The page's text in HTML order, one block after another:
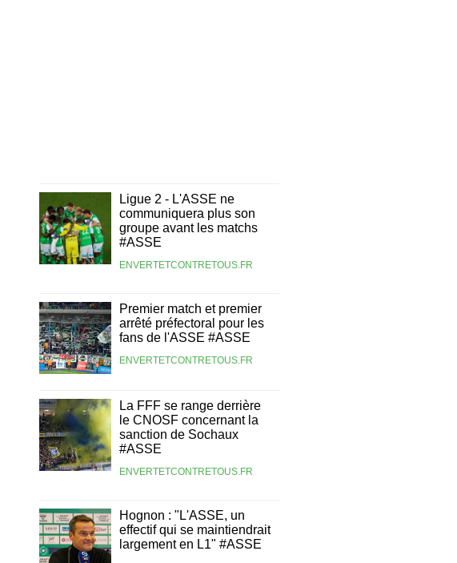
Ligue 2 - L'ASSE ne
communiquera plus son
groupe avant les matchs
#ASSE
ENVERTETCONTRETOUS.FR
Premier match et premier
arrêté préfectoral pour les
fans de l'ASSE #ASSE
ENVERTETCONTRETOUS.FR
La FFF se range derrière
le CNOSF concernant la
sanction de Sochaux
#ASSE
ENVERTETCONTRETOUS.FR
Hognon : "L'ASSE, un
effectif qui se maintiendrait
largement en L1" #ASSE